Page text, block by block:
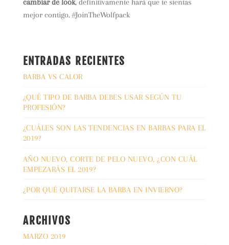
cambiar de look, definitivamente hará que te sientas
mejor contigo. #JoinTheWolfpack
ENTRADAS RECIENTES
BARBA VS CALOR
¿QUÉ TIPO DE BARBA DEBES USAR SEGÚN TU
PROFESIÓN?
¿CUÁLES SON LAS TENDENCIAS EN BARBAS PARA EL
2019?
AÑO NUEVO, CORTE DE PELO NUEVO, ¿CON CUÁL
EMPEZARÁS EL 2019?
¿POR QUÉ QUITARSE LA BARBA EN INVIERNO?
ARCHIVOS
MARZO 2019